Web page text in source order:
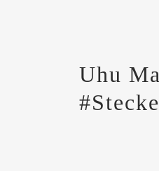
Uhu